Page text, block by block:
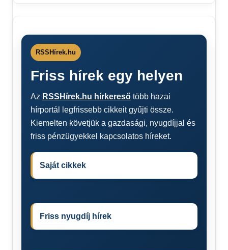
RSSHírek.hu
Friss hírek egy helyen
Az RSSHírek.hu hírkereső több hazai
hírportál legfrissebb cikkeit gyűjti össze.
Kiemelten követjük a gazdasági, nyugdíjjal és
friss pénzügyekkel kapcsolatos híreket.
Saját cikkek
Friss nyugdíj hírek